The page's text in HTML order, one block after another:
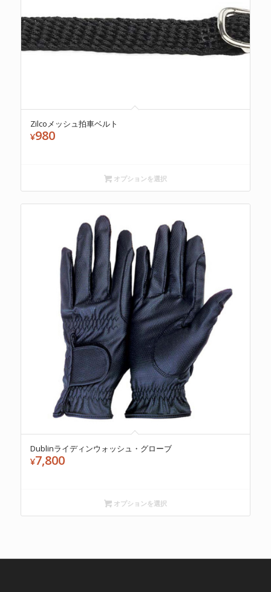
Zilcoメッシュ拍車ベルト
¥980
オプションを選択
Dublinライディンウォッシュ・グローブ
¥7,800
オプションを選択